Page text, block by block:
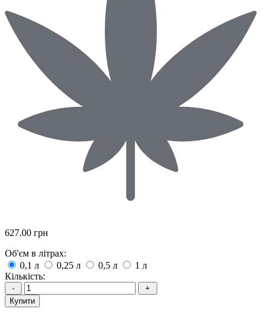
627.00 грн
Об'єм в літрах:
0,1 л
0,25 л 0,5 л
1 л
Кількість:
Купити